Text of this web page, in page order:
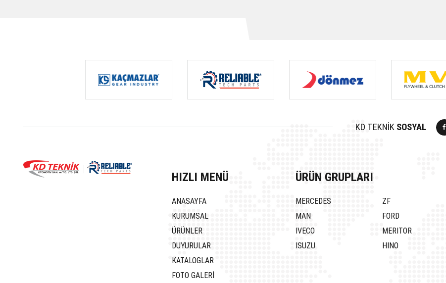
KD TEKNİK SOSYAL
HIZLI MENÜ
ANASAYFA
KURUMSAL
ÜRÜNLER
DUYURULAR
KATALOGLAR
FOTO GALERİ
ÜRÜN GRUPLARI
MERCEDES ZF
MAN
FORD
IVECO
MERITOR
ISUZU
HINO